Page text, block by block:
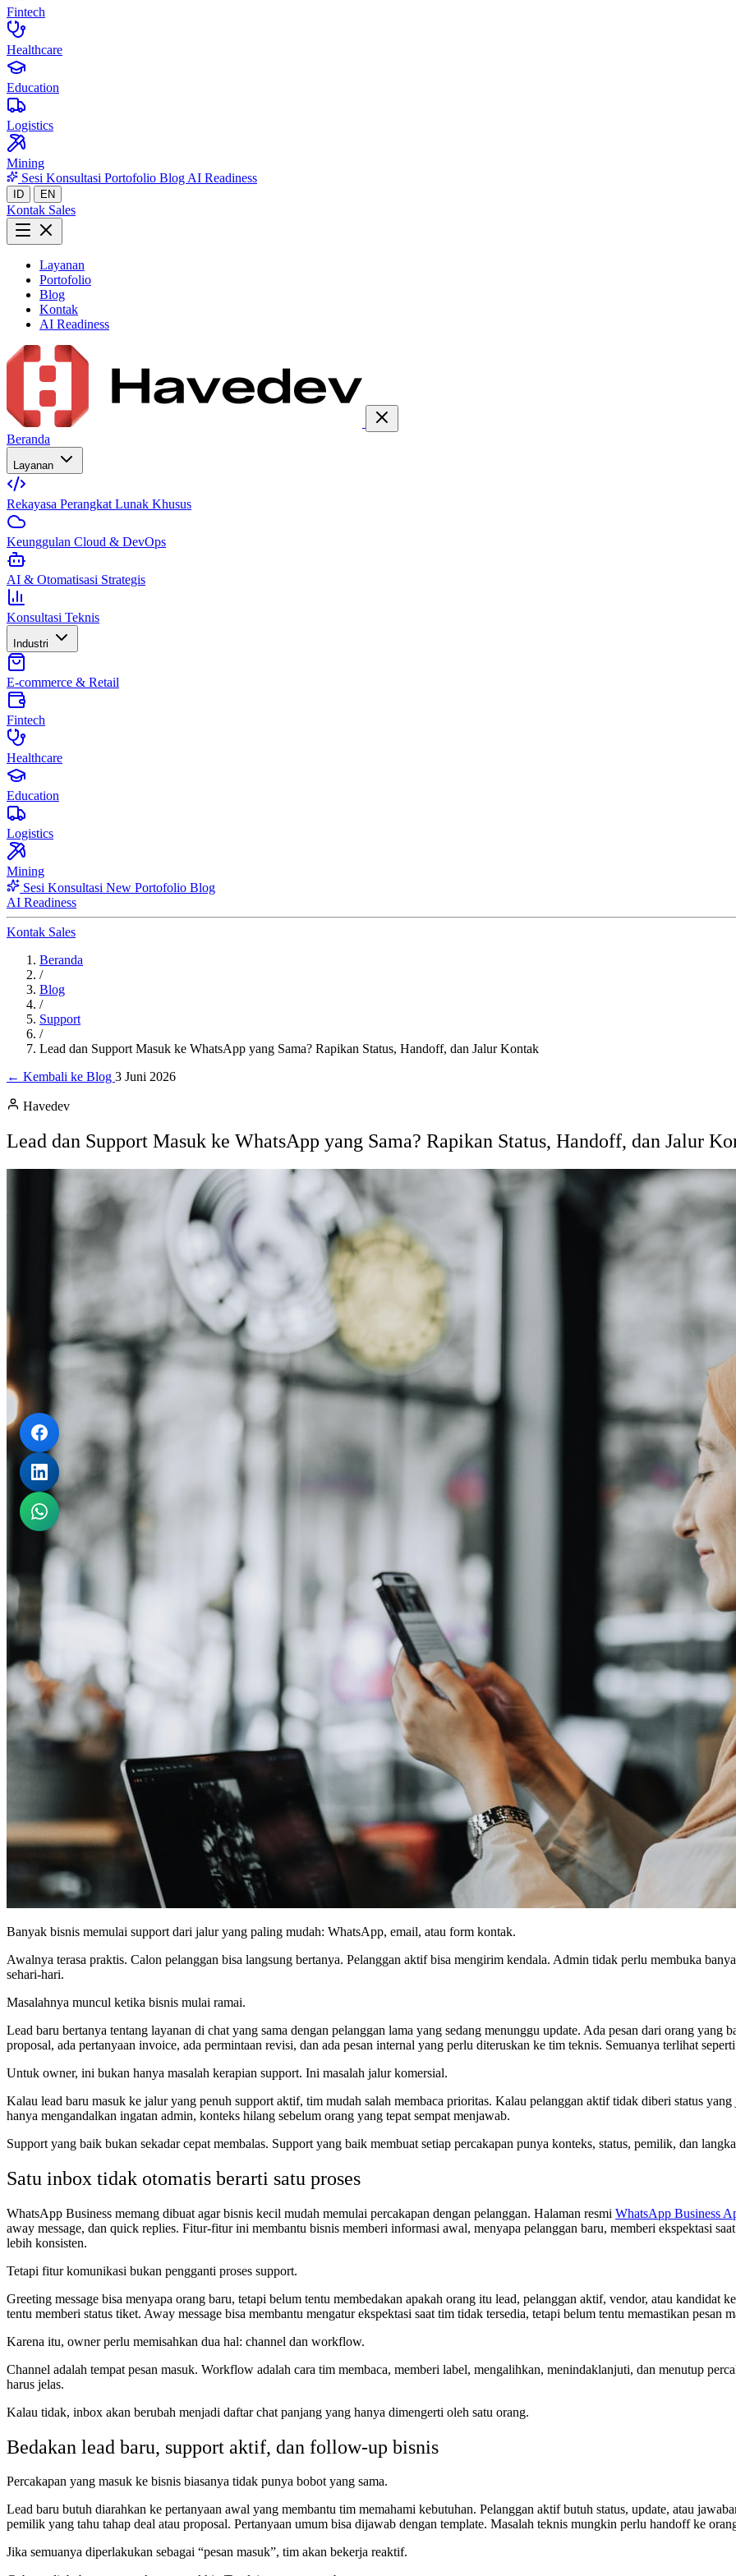
Fintech
Healthcare
Education
Logistics
Mining
Sesi Konsultasi Portofolio Blog AI Readiness
ID EN
Kontak Sales
Layanan
Portofolio
Blog
Kontak
AI Readiness
Beranda
Layanan
Rekayasa Perangkat Lunak Khusus
Keunggulan Cloud & DevOps
AI & Otomatisasi Strategis
Konsultasi Teknis
Industri
E-commerce & Retail
Fintech
Healthcare
Education
Logistics
Mining
Sesi Konsultasi New Portofolio Blog
AI Readiness
Kontak Sales
Beranda
/
Blog
/
Support
/
Lead dan Support Masuk ke WhatsApp yang Sama? Rapikan Status, Handoff, dan Jalur Kontak
← Kembali ke Blog 3 Juni 2026
Havedev
Lead dan Support Masuk ke WhatsApp yang Sama? Rapikan Status, Handoff, dan Jalur
Banyak bisnis memulai support dari jalur yang paling mudah: WhatsApp, email, atau form kontak.
Awalnya terasa praktis. Calon pelanggan bisa langsung bertanya. Pelanggan aktif bisa mengirim kendala. Admin tidak perlu membuka
sehari-hari.
Masalahnya muncul ketika bisnis mulai ramai.
Lead baru bertanya tentang layanan di chat yang sama dengan pelanggan lama yang sedang menunggu update. Ada pesan dari orang
proposal, ada pertanyaan invoice, ada permintaan revisi, dan ada pesan internal yang perlu diteruskan ke tim teknis. Semuanya terlihat
Untuk owner, ini bukan hanya masalah kerapian support. Ini masalah jalur komersial.
Kalau lead baru masuk ke jalur yang penuh support aktif, tim mudah salah membaca prioritas. Kalau pelanggan aktif tidak diberi status
hanya mengandalkan ingatan admin, konteks hilang sebelum orang yang tepat sempat menjawab.
Support yang baik bukan sekadar cepat membalas. Support yang baik membuat setiap percakapan punya konteks, status, pemilik, dan
Satu inbox tidak otomatis berarti satu proses
WhatsApp Business memang dibuat agar bisnis kecil mudah memulai percakapan dengan pelanggan. Halaman resmi WhatsApp Business
away message, dan quick replies. Fitur-fitur ini membantu bisnis memberi informasi awal, menyapa pelanggan baru, memberi ekspektasi
lebih konsisten.
Tetapi fitur komunikasi bukan pengganti proses support.
Greeting message bisa menyapa orang baru, tetapi belum tentu membedakan apakah orang itu lead, pelanggan aktif, vendor, atau kandidat
tentu memberi status tiket. Away message bisa membantu mengatur ekspektasi saat tim tidak tersedia, tetapi belum tentu memastikan pesan
Karena itu, owner perlu memisahkan dua hal: channel dan workflow.
Channel adalah tempat pesan masuk. Workflow adalah cara tim membaca, memberi label, mengalihkan, menindaklanjuti, dan menutup
harus jelas.
Kalau tidak, inbox akan berubah menjadi daftar chat panjang yang hanya dimengerti oleh satu orang.
Bedakan lead baru, support aktif, dan follow-up bisnis
Percakapan yang masuk ke bisnis biasanya tidak punya bobot yang sama.
Lead baru butuh diarahkan ke pertanyaan awal yang membantu tim memahami kebutuhan. Pelanggan aktif butuh status, update, atau
pemilik yang tahu tahap deal atau proposal. Pertanyaan umum bisa dijawab dengan template. Masalah teknis mungkin perlu handoff ke
Jika semuanya diperlakukan sebagai “pesan masuk”, tim akan bekerja reaktif.